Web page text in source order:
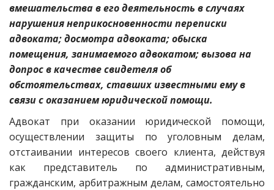
вмешательства в его деятельность в случаях
нарушения неприкосновенности переписки
адвоката; досмотра адвоката; обыска
помещения, занимаемого адвокатом; вызова на
допрос в качестве свидетеля об
обстоятельствах, ставших известными ему в
связи с оказанием юридической помощи.
Адвокат при оказании юридической помощи,
осуществлении защиты по уголовным делам,
отстаивании интересов своего клиента, действуя
как представитель по административным,
гражданским, арбитражным делам, самостоятельно